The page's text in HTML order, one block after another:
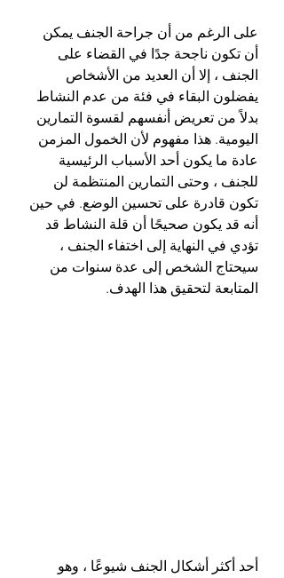
على الرغم من أن جراحة الجنف يمكن
أن تكون ناجحة جدًا في القضاء على
الجنف ، إلا أن العديد من الأشخاص
يفضلون البقاء في فئة من عدم النشاط
بدلاً من تعريض أنفسهم لقسوة التمارين
اليومية. هذا مفهوم لأن الخمول المزمن
عادة ما يكون أحد الأسباب الرئيسية
للجنف ، وحتى التمارين المنتظمة لن
تكون قادرة على تحسين الوضع. في حين
أنه قد يكون صحيحًا أن قلة النشاط قد
تؤدي في النهاية إلى اختفاء الجنف ،
سيحتاج الشخص إلى عدة سنوات من
المتابعة لتحقيق هذا الهدف.
أحد أكثر أشكال الجنف شيوعًا ، وهو